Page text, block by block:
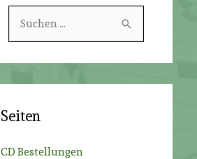
n
Seiten
CD Bestellungen